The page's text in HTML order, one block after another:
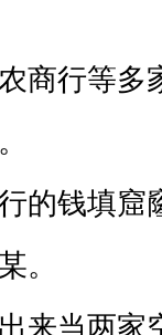
商行等多
的钱填窟
。
来当两家